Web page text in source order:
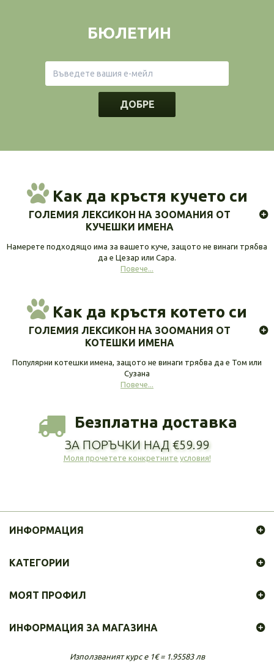
БЮЛЕТИН
ДОБРЕ
Как да кръстя кучето си
ГОЛЕМИЯ ЛЕКСИКОН НА ЗООМАНИЯ ОТ
КУЧЕШКИ ИМЕНА
Намерете подходящо има за вашето куче, защото не винаги трябва
да е Цезар или Сара.
Повече...
Как да кръстя котето си
ГОЛЕМИЯ ЛЕКСИКОН НА ЗООМАНИЯ ОТ
КОТЕШКИ ИМЕНА
Популярни котешки имена, защото не винаги трябва да е Том или
Сузана
Повече...
Безплатна доставка
ЗА ПОРЪЧКИ НАД €59.99
Моля прочетете конкретните условия!
ИНФОРМАЦИЯ
КАТЕГОРИИ
МОЯТ ПРОФИЛ
ИНФОРМАЦИЯ ЗА МАГАЗИНА
Използваният курс е 1€ = 1.95583 лв